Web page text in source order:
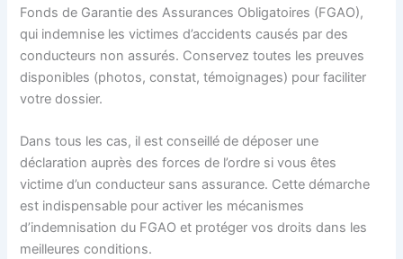
Fonds de Garantie des Assurances Obligatoires (FGAO),
qui indemnise les victimes d’accidents causés par des
conducteurs non assurés. Conservez toutes les preuves
disponibles (photos, constat, témoignages) pour faciliter
votre dossier.
Dans tous les cas, il est conseillé de déposer une
déclaration auprès des forces de l’ordre si vous êtes
victime d’un conducteur sans assurance. Cette démarche
est indispensable pour activer les mécanismes
d’indemnisation du FGAO et protéger vos droits dans les
meilleures conditions.